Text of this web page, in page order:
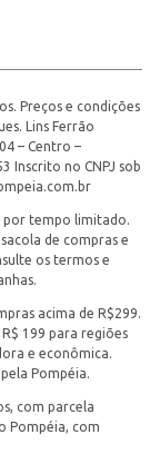
Preços e condições
Lins Ferrão
– Centro –
Inscrito no CNPJ sob
por tempo limitado.
de compras e
os termos e
acima de R$299.
199 para regiões
e econômica.
Pompéia.
com parcela
Pompéia, com